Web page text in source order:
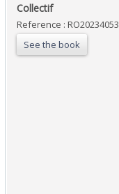
‎Collectif‎
Reference : RO20234053
See the book